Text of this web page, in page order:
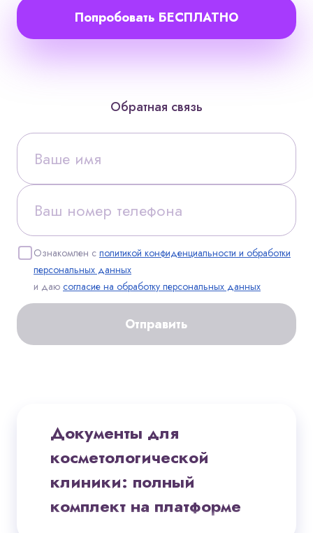
Попробовать БЕСПЛАТНО
Обратная связь
Ознакомлен с политикой конфиденциальности и обработки
персональных данных
и даю согласие на обработку персональных данных
Отправить
Документы для
косметологической
клиники: полный
комплект на платформе